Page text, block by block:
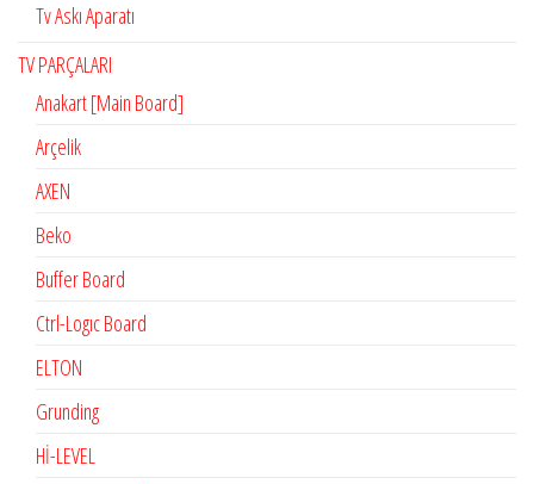
Tv Askı Aparatı
TV PARÇALARI
Anakart [Main Board]
Arçelik
AXEN
Beko
Buffer Board
Ctrl-Logıc Board
ELTON
Grunding
Hİ-LEVEL